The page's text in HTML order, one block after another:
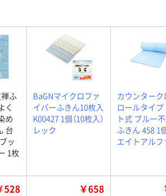
ふ
く
め
台
ッ
1枚
BaGNマイクロファ
イバーふきん10枚入
K00427 1個（10枚入）
レック
カウンターク
ロールタイプ
ト式 ブルー
ふきん 458 1
エイトアルフ
528 ￥658